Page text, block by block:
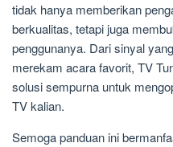
tidak hanya memberikan
berkualitas, tetapi juga
penggunanya. Dari sinyal
merekam acara favorit, TV
solusi sempurna untuk
TV kalian.
Semoga panduan ini